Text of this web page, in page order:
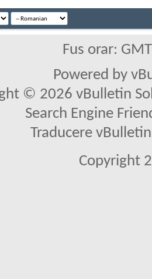
Fus orar:
Powered by
© 2026 vBulletin
Search Engine
Traducere
Copyright